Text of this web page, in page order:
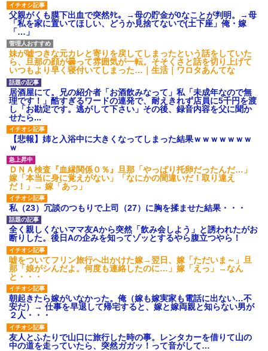
父親がくも膜下出血で突然ﾀﾋ。→母の貯金が0なことが判明。→母
「私を家に置いてほしい、どうか見捨てないで(土下座」俺・嫁
「…」
妹が嘘つきな元カレと寄りを戻してしまったという話をしていた
ら、旦那の顔が曇って雰囲気が一転。そそくさと話を切り上げて
いつもより早く寝付いてしまった…｜生活｜ワロタあんてな
居酒屋にて。兄の紹介者「お酒飲みなって」私「未成年なので無
理です！」酷すぎるワードの連発で、耐えきれず店員に5千円を渡
し「お勘定です。逃がして下さい」その後、録音内容を父に聞か
せたら...
【悲報】姉と入浴中に大きくなってしまった結果ｗｗｗｗｗｗｗ
ｗ
ＤＮＡ検査『血縁関係０％』旦那「やっぱり托卵だったんだ…」
嫁「本当に身に覚えがない」「なにかの間違いだ！取り違え
だ！」→ 嫁「あっ」
私（23）冗談のつもりで上司（27）に胸を揉ませた結果・・・
全く親しくないママ友Aから突然「飲み会しよう」と誘われたがお
断りした。後日Aの企みを知ってゾッとするやら腹立つやら！
嘘をついてフリン旅行へ出かけた嫁→翌日、嫁「ただいま～」旦
那「娘がシんだよ。何度も連絡したのに…」嫁「えっ」→なん
と・・・
朝起きたら嫁がいなかった。俺（嫁も嫁実家も電話に出ない…不
安だ）→ 仕事を早退して帰宅すると、嫁と嫁両親と知らない男が
２人・・・
友人とふたりで山口に旅行した時の事。レンタカーを借りて山の
中の道を走っていたら、突然ガガッ！って音がして…